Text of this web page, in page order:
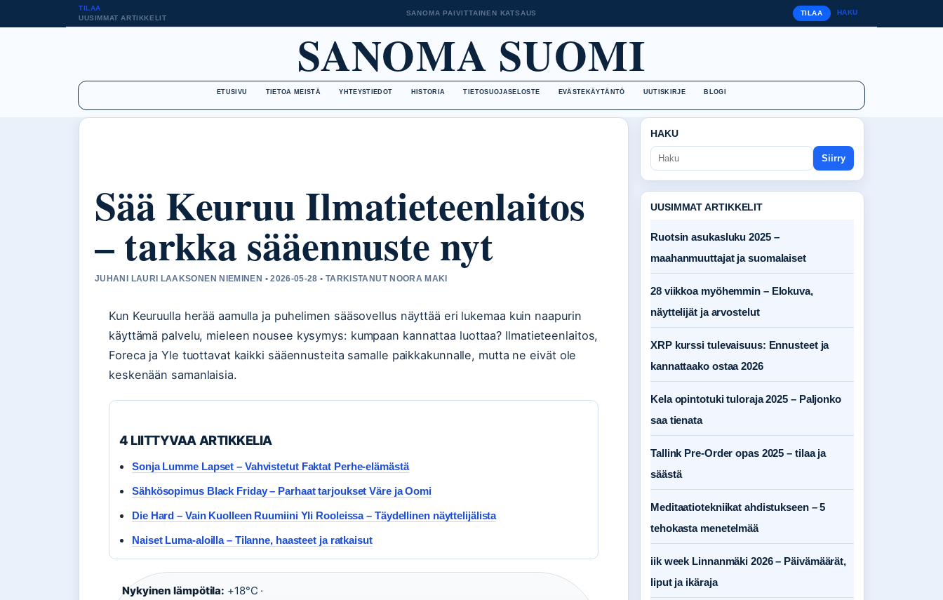
TILAA
UUSIMMAT ARTIKKELIT
SANOMA PAIVITTAINEN KATSAUS TILAA HAKU
SANOMA SUOMI
ETUSIVU TIETOA MEISTÄ YHTEYSTIEDOT HISTORIA TIETOSUOJASELOSTE EVÄSTEKÄYTÄNTÖ UUTISKIRJE BLOGI
Sää Keuruu Ilmatieteenlaitos
– tarkka sääennuste nyt
JUHANI LAURI LAAKSONEN NIEMINEN • 2026-05-28 • TARKISTANUT NOORA MAKI
Kun Keuruulla herää aamulla ja puhelimen sääsovellus näyttää eri lukemaa kuin naapurin
käyttämä palvelu, mieleen nousee kysymys: kumpaan kannattaa luottaa? Ilmatieteenlaitos,
Foreca ja Yle tuottavat kaikki sääennusteita samalle paikkakunnalle, mutta ne eivät ole
keskenään samanlaisia.
4 LIITTYVAA ARTIKKELIA
Sonja Lumme Lapset – Vahvistetut Faktat Perhe-elämästä
Sähkösopimus Black Friday – Parhaat tarjoukset Väre ja Oomi
Die Hard – Vain Kuolleen Ruumiini Yli Rooleissa – Täydellinen näyttelijälista
Naiset Luma-aloilla – Tilanne, haasteet ja ratkaisut
Nykyinen lämpötila: +18°C ·
HAKU
Siirry
UUSIMMAT ARTIKKELIT
Ruotsin asukasluku 2025 –
maahanmuuttajat ja suomalaiset
28 viikkoa myöhemmin – Elokuva,
näyttelijät ja arvostelut
XRP kurssi tulevaisuus: Ennusteet ja
kannattaako ostaa 2026
Kela opintotuki tuloraja 2025 – Paljonko
saa tienata
Tallink Pre-Order opas 2025 – tilaa ja
säästä
Meditaatiotekniikat ahdistukseen – 5
tehokasta menetelmää
iik week Linnanmäki 2026 – Päivämäärät,
liput ja ikäraja